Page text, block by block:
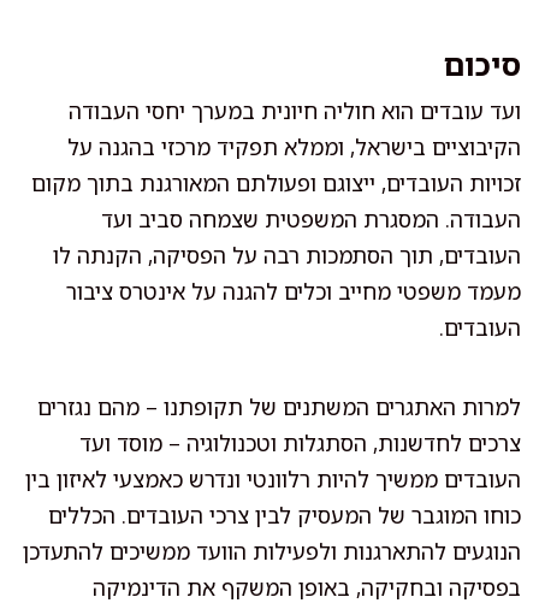
סיכום
ועד עובדים הוא חוליה חיונית במערך יחסי העבודה
הקיבוציים בישראל, וממלא תפקיד מרכזי בהגנה על
זכויות העובדים, ייצוגם ופעולתם המאורגנת בתוך מקום
העבודה. המסגרת המשפטית שצמחה סביב ועד
העובדים, תוך הסתמכות רבה על הפסיקה, הקנתה לו
מעמד משפטי מחייב וכלים להגנה על אינטרס ציבור
העובדים.
למרות האתגרים המשתנים של תקופתנו – מהם נגזרים
צרכים לחדשנות, הסתגלות וטכנולוגיה – מוסד ועד
העובדים ממשיך להיות רלוונטי ונדרש כאמצעי לאיזון בין
כוחו המוגבר של המעסיק לבין צרכי העובדים. הכללים
הנוגעים להתארגנות ולפעילות הוועד ממשיכים להתעדכן
בפסיקה ובחקיקה, באופן המשקף את הדינמיקה